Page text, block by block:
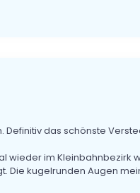
Definitiv das schönste
wieder im Kleinbahnbezirk
Die kugelrunden Augen